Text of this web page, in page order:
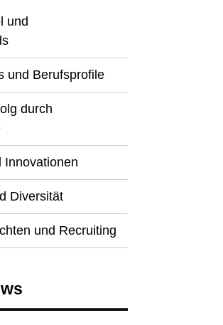
und
und Berufsprofile
durch
Innovationen
Diversität
und Recruiting